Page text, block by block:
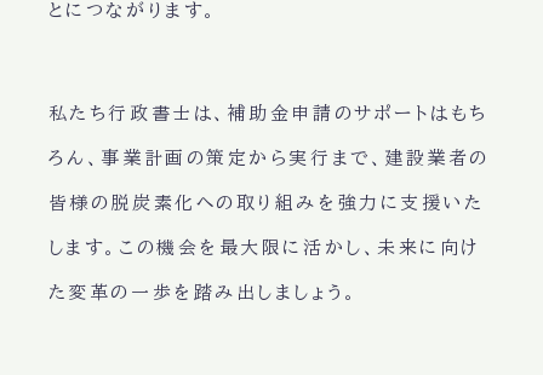
とにつながります。
私たち行政書士は、補助金申請のサポートはもち
ろん、事業計画の策定から実行まで、建設業者の
皆様の脱炭素化への取り組みを強力に支援いた
します。この機会を最大限に活かし、未来に向け
た変革の一歩を踏み出しましょう。